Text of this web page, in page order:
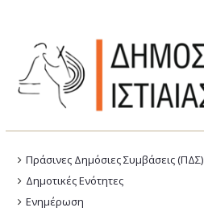
Πράσινες Δημόσιες Συμβάσεις (ΠΔΣ)
Δημοτικές Ενότητες
Ενημέρωση